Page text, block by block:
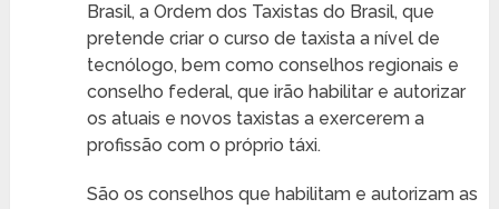
Brasil, a Ordem dos Taxistas do Brasil, que
pretende criar o curso de taxista a nível de
tecnólogo, bem como conselhos regionais e
conselho federal, que irão habilitar e autorizar
os atuais e novos taxistas a exercerem a
profissão com o próprio táxi.
São os conselhos que habilitam e autorizam as